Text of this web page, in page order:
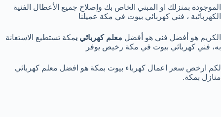
الموجودة بمنزلك او المبني الخاص بك وإصلاح جميع الأعطال الفنية
الكهربائية ، فني كهربائي بيوت في مكة عميلنا
الكريم هو أفضل فني هو أفضل معلم كهربائي بمكة تستطيع الاستعانة
به، فني كهربائي بيوت في مكة رخيص يوفر
لكم ارخص سعر اعمال كهرباء بيوت بمكة هو افضل معلم كهربائي
منازل بمكة.